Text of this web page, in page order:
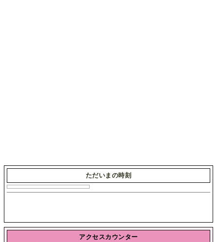
ただいまの時刻
アクセスカウンター